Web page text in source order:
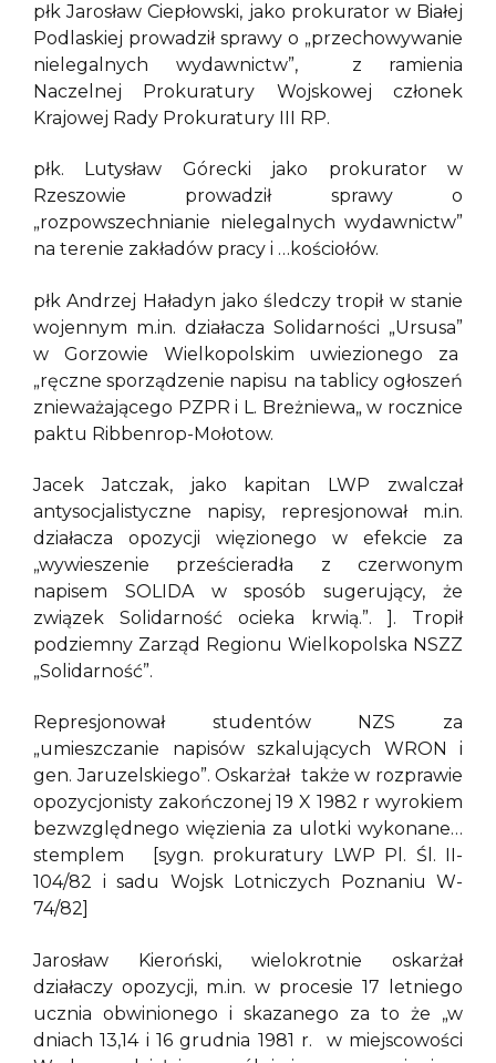
płk Jarosław Ciepłowski, jako prokurator w Białej
Podlaskiej prowadził sprawy o „przechowywanie
nielegalnych wydawnictw”, z ramienia
Naczelnej Prokuratury Wojskowej członek
Krajowej Rady Prokuratury III RP.
płk. Lutysław Górecki jako prokurator w
Rzeszowie prowadził sprawy o
„rozpowszechnianie nielegalnych wydawnictw”
na terenie zakładów pracy i …kościołów.
płk Andrzej Haładyn jako śledczy tropił w stanie
wojennym m.in. działacza Solidarności „Ursusa”
w Gorzowie Wielkopolskim uwiezionego za
„ręczne sporządzenie napisu na tablicy ogłoszeń
znieważającego PZPR i L. Breżniewa„ w rocznice
paktu Ribbenrop-Mołotow.
Jacek Jatczak, jako kapitan LWP zwalczał
antysocjalistyczne napisy, represjonował m.in.
działacza opozycji więzionego w efekcie za
„wywieszenie prześcieradła z czerwonym
napisem SOLIDA w sposób sugerujący, że
związek Solidarność ocieka krwią.”. ]. Tropił
podziemny Zarząd Regionu Wielkopolska NSZZ
„Solidarność”.
Represjonował studentów NZS za
„umieszczanie napisów szkalujących WRON i
gen. Jaruzelskiego”. Oskarżał także w rozprawie
opozycjonisty zakończonej 19 X 1982 r wyrokiem
bezwzględnego więzienia za ulotki wykonane…
stemplem [sygn. prokuratury LWP Pl. Śl. II-
104/82 i sadu Wojsk Lotniczych Poznaniu W-
74/82]
Jarosław Kieroński, wielokrotnie oskarżał
działaczy opozycji, m.in. w procesie 17 letniego
ucznia obwinionego i skazanego za to że „w
dniach 13,14 i 16 grudnia 1981 r. w miejscowości